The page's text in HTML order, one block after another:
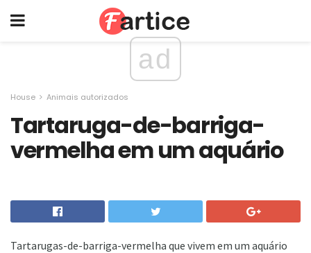
ad
House Animais autorizados
Tartaruga-de-barriga-
vermelha em um aquário
Tartarugas-de-barriga-vermelha que vivem em um aquário